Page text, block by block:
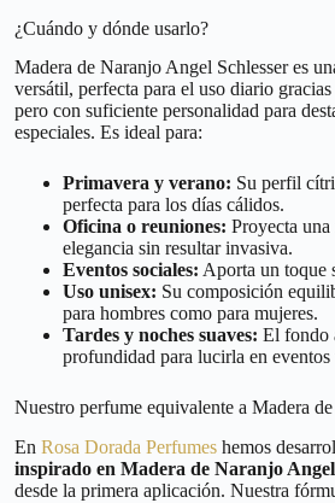
¿Cuándo y dónde usarlo?
Madera de Naranjo Angel Schlesser es
versátil, perfecta para el uso diario
pero con suficiente personalidad para
especiales. Es ideal para:
Primavera y verano: Su perfil
perfecta para los días cálidos.
Oficina o reuniones: Proyecta
elegancia sin resultar invasiva.
Eventos sociales: Aporta un toque
Uso unisex: Su composición
para hombres como para mujeres.
Tardes y noches suaves: El fondo
profundidad para lucirla en eventos
Nuestro perfume equivalente a Madera
En Rosa Dorada Perfumes hemos
inspirado en Madera de Naranjo Angel
desde la primera aplicación. Nuestra